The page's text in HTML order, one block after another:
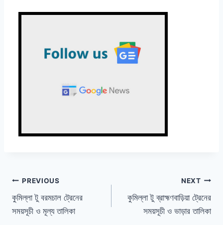
Post
navigation
PREVIOUS
কুমিল্লা টু বরমচাল ট্রেনের
সময়সূচী ও মূল্য তালিকা
NEXT
কুমিল্লা টু ব্রাহ্মণবাড়িয়া ট্রেনের
সময়সূচী ও ভাড়ার তালিকা